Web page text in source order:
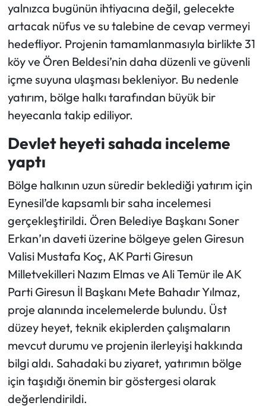
yalnızca bugünün ihtiyacına değil, gelecekte
artacak nüfus ve su talebine de cevap vermeyi
hedefliyor. Projenin tamamlanmasıyla birlikte 31
köy ve Ören Beldesi’nin daha düzenli ve güvenli
içme suyuna ulaşması bekleniyor. Bu nedenle
yatırım, bölge halkı tarafından büyük bir
heyecanla takip ediliyor.
Devlet heyeti sahada inceleme
yaptı
Bölge halkının uzun süredir beklediği yatırım için
Eynesil’de kapsamlı bir saha incelemesi
gerçekleştirildi. Ören Belediye Başkanı Soner
Erkan’ın daveti üzerine bölgeye gelen Giresun
Valisi Mustafa Koç, AK Parti Giresun
Milletvekilleri Nazım Elmas ve Ali Temür ile AK
Parti Giresun İl Başkanı Mete Bahadır Yılmaz,
proje alanında incelemelerde bulundu. Üst
düzey heyet, teknik ekiplerden çalışmaların
mevcut durumu ve projenin ilerleyişi hakkında
bilgi aldı. Sahadaki bu ziyaret, yatırımın bölge
için taşıdığı önemin bir göstergesi olarak
değerlendirildi.